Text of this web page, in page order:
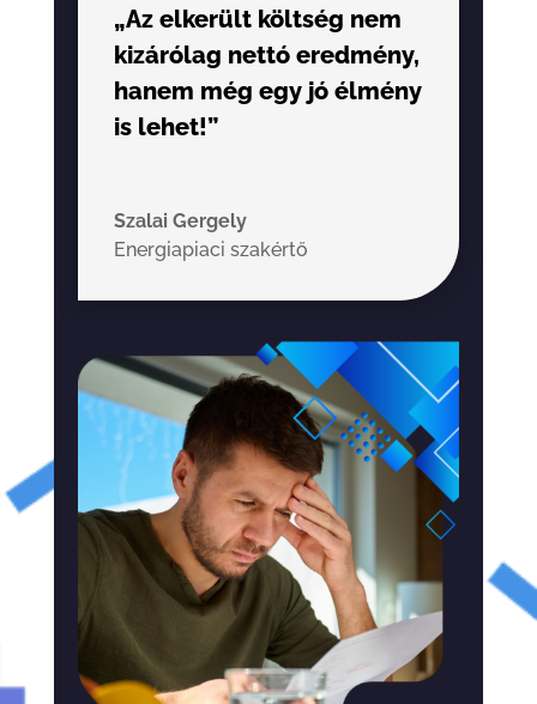
„Az elkerült költség nem
kizárólag nettó eredmény,
hanem még egy jó élmény
is lehet!”
Szalai Gergely
Energiapiaci szakértő